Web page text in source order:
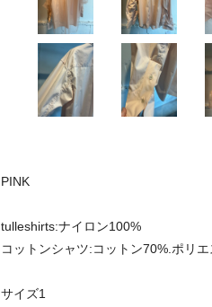
PINK
tulleshirts:ナイロン100%
コットンシャツ:コットン70%.ポリ
サイズ1